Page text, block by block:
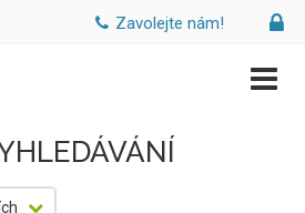
Zavolejte nám!